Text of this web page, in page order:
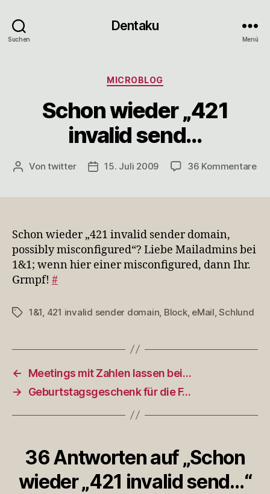
Suchen
Dentaku
Menü
Kategorien
MICROBLOG
Schon wieder „421
invalid send…
Beitragsautor
Vontwitter Veröffentlichungsdatum
15. Juli 2009 36 Kommentarezu
Schon wieder „421 invalid sender domain,
possibly misconfigured“? Liebe Mailadmins bei
1&1; wenn hier einer misconfigured, dann Ihr.
Grmpf! #
Schlagwörter
1&1 421 invalid sender domain Block, eMail ,Schlund
←
Meetings mit Zahlen lassen bei…
→
Geburtstagsgeschenk für die F…
36 Antworten auf „Schon
wieder „421 invalid send…“